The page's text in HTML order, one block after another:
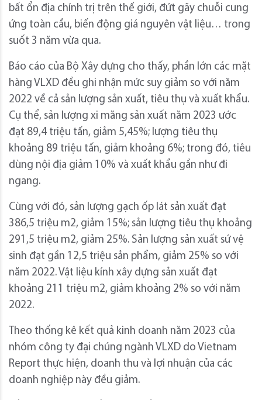
bất ổn địa chính trị trên thế giới, đứt gãy chuỗi cung
ứng toàn cầu, biến động giá nguyên vật liệu… trong
suốt 3 năm vừa qua.
Báo cáo của Bộ Xây dựng cho thấy, phần lớn các mặt
hàng VLXD đều ghi nhận mức suy giảm so với năm
2022 về cả sản lượng sản xuất, tiêu thụ và xuất khẩu.
Cụ thể, sản lượng xi măng sản xuất năm 2023 ước
đạt 89,4 triệu tấn, giảm 5,45%; lượng tiêu thụ
khoảng 89 triệu tấn, giảm khoảng 6%; trong đó, tiêu
dùng nội địa giảm 10% và xuất khẩu gần như đi
ngang.
Cùng với đó, sản lượng gạch ốp lát sản xuất đạt
386,5 triệu m2, giảm 15%; sản lượng tiêu thụ khoảng
291,5 triệu m2, giảm 25%. Sản lượng sản xuất sứ vệ
sinh đạt gần 12,5 triệu sản phẩm, giảm 25% so với
năm 2022. Vật liệu kính xây dựng sản xuất đạt
khoảng 211 triệu m2, giảm khoảng 2% so với năm
2022.
Theo thống kê kết quả kinh doanh năm 2023 của
nhóm công ty đại chúng ngành VLXD do Vietnam
Report thực hiện, doanh thu và lợi nhuận của các
doanh nghiệp này đều giảm.